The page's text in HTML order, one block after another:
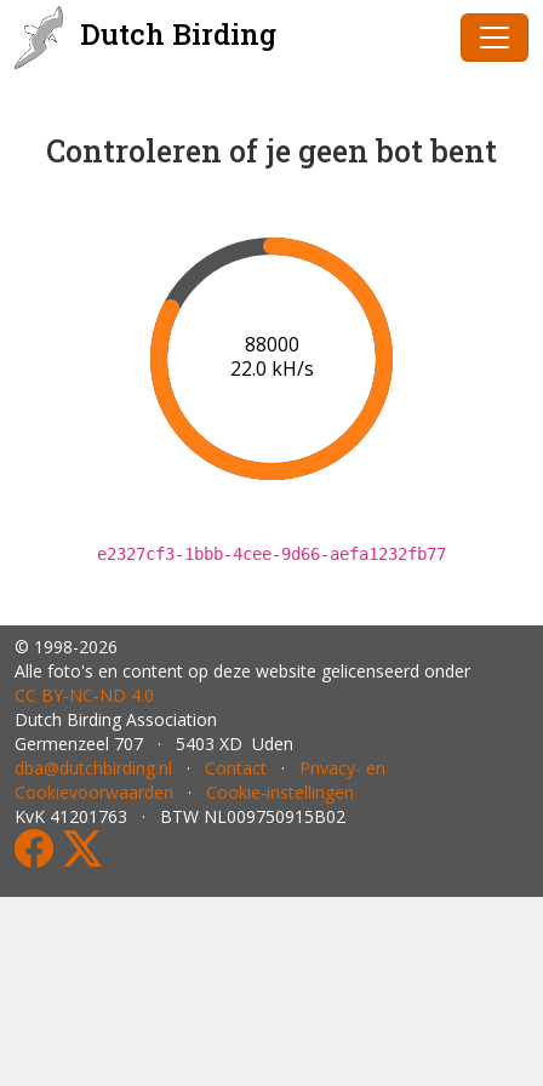
Dutch Birding
Controleren of je geen bot bent
90000
22.0 kH/s
e2327cf3-1bbb-4cee-9d66-aefa1232fb77
© 1998-2026
Alle foto's en content op deze website gelicenseerd onder
CC BY‑NC‑ND 4.0
Dutch Birding Association
Germenzeel 707 · 5403 XD Uden
dba@dutchbirding.nl · Contact · Privacy- en
Cookievoorwaarden · Cookie-instellingen
KvK 41201763 · BTW NL009750915B02